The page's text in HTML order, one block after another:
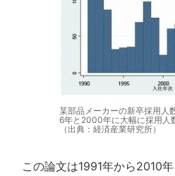
某部品メーカーの新卒採用人
6年と2000年に大幅に採用人
（出典：経済産業研究所）
この論文は1991年から2010